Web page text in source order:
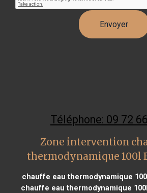
Téléphone: 09 72
Zone intervention
thermodynamique 100l
chauffe eau thermodynamique
chauffe eau thermodynamique